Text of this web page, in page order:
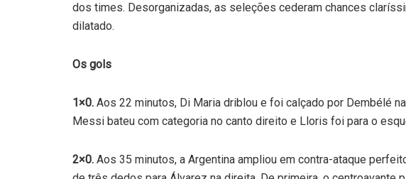
dos times. Desorganizadas, as seleções cederam chances
dilatado.
Os gols
1×0. Aos 22 minutos, Di Maria driblou e foi calçado por Dembélé
Messi bateu com categoria no canto direito e Lloris foi para o
2×0. Aos 35 minutos, a Argentina ampliou em contra-ataque